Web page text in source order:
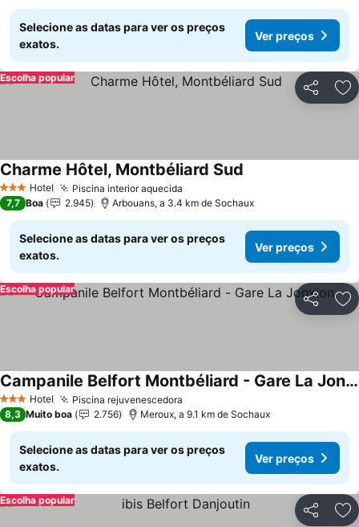
Selecione as datas para ver os preços
exatos.
Ver preços
Partilhar
Escolha popular
3 EstrelasHotel Piscina interior aquecida
Charme Hôtel, Montbéliard Sud
7,7 Boa 2.945 Arbouans, a 3.4 km de Sochaux
Selecione as datas para ver os preços
exatos.
Ver preços
Partilhar
Escolha popular
3 EstrelasHotel Piscina rejuvenescedora
Campanile Belfort Montbéliard - Gare La Jonxion.
Ver preços
8,3 Muito boa 2.756 Meroux, a 9.1 km de Sochaux
Selecione as datas para ver os preços
exatos.
Ver preços
Partilhar
Escolha popular